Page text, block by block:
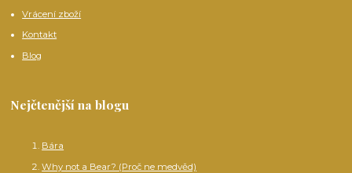
Vrácení zboží
Kontakt
Blog
Nejčtenější na blogu
Bára
Why not a Bear? (Proč ne medvěd)